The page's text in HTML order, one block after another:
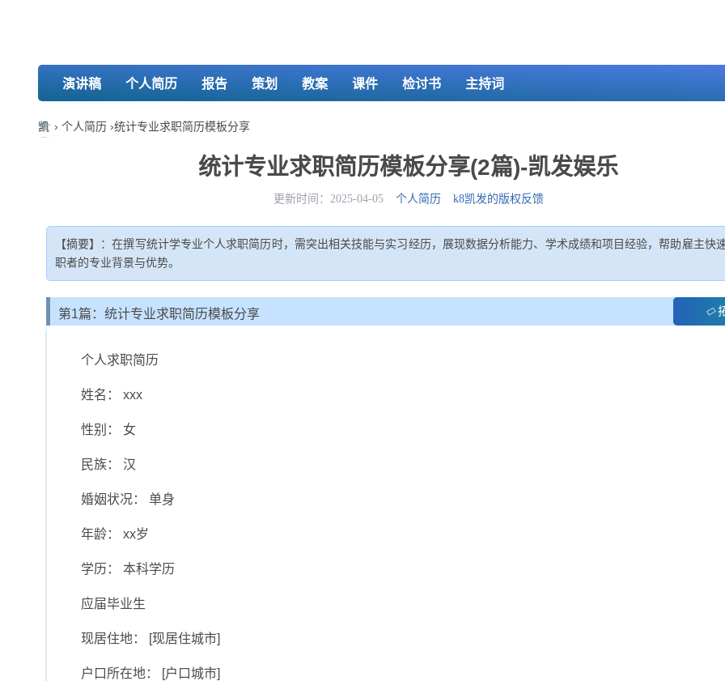
演讲稿 个人简历 报告 策划 教案 课件 检讨书 主持词
凯 › 个人简历 ›统计专业求职简历模板分享
统计专业求职简历模板分享(2篇)-凯发娱乐
更新时间：2025-04-05 个人简历 k8凯发的版权反馈
【摘要】：在撰写统计学专业个人求职简历时，需突出相关技能与实习经历，展现数据分析能力、学术成绩和项目经验，帮助雇主快
职者的专业背景与优势。
第1篇：统计专业求职简历模板分享
个人求职简历
姓名： xxx
性别： 女
民族： 汉
婚姻状况： 单身
年龄： xx岁
学历： 本科学历
应届毕业生
现居住地： [现居住城市]
户口所在地： [户口城市]